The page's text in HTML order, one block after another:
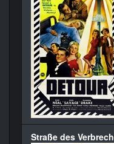
Straße des